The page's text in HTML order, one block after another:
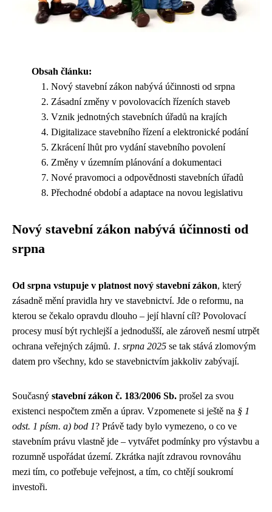
Obsah článku:
Nový stavební zákon nabývá účinnosti od srpna
Zásadní změny v povolovacích řízeních staveb
Vznik jednotných stavebních úřadů na krajích
Digitalizace stavebního řízení a elektronické podání
Zkrácení lhůt pro vydání stavebního povolení
Změny v územním plánování a dokumentaci
Nové pravomoci a odpovědnosti stavebních úřadů
Přechodné období a adaptace na novou legislativu
Nový stavební zákon nabývá účinnosti od
srpna
Od srpna vstupuje v platnost nový stavební zákon, který
zásadně mění pravidla hry ve stavebnictví. Jde o reformu, na
kterou se čekalo opravdu dlouho – její hlavní cíl? Povolovací
procesy musí být rychlejší a jednodušší, ale zároveň nesmí utrpět
ochrana veřejných zájmů. 1. srpna 2025 se tak stává zlomovým
datem pro všechny, kdo se stavebnictvím jakkoliv zabývají.
Současný stavební zákon č. 183/2006 Sb. prošel za svou
existenci nespočtem změn a úprav. Vzpomenete si ještě na § 1
odst. 1 písm. a) bod 1? Právě tady bylo vymezeno, o co ve
stavebním právu vlastně jde – vytvářet podmínky pro výstavbu a
rozumně uspořádat území. Zkrátka najít zdravou rovnováhu
mezi tím, co potřebuje veřejnost, a tím, co chtějí soukromí
investoři.